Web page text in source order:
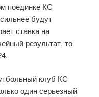
поединке КС
будут
ставка на
результат, то
клуб КС
один серьезный